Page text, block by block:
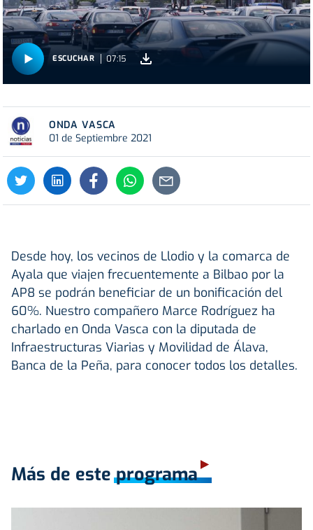
ESCUCHAR 07:15
ONDA VASCA
01 de Septiembre 2021
Desde hoy, los vecinos de Llodio y la comarca de
Ayala que viajen frecuentemente a Bilbao por la
AP8 se podrán beneficiar de un bonificación del
60%. Nuestro compañero Marce Rodríguez ha
charlado en Onda Vasca con la diputada de
Infraestructuras Viarias y Movilidad de Álava,
Banca de la Peña, para conocer todos los detalles.
Más de este programa